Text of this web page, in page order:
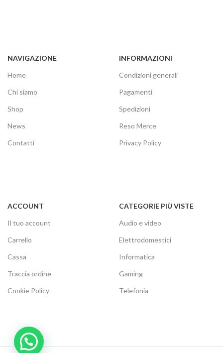
NAVIGAZIONE
Home
Chi siamo
Shop
News
Contatti
INFORMAZIONI
Condizioni generali
Pagamenti
Spedizioni
Reso Merce
Privacy Policy
ACCOUNT
Il tuo account
Carrello
Cassa
Traccia ordine
Cookie Policy
CATEGORIE PIÙ VISTE
Audio e video
Elettrodomestici
Informatica
Gaming
Telefonia